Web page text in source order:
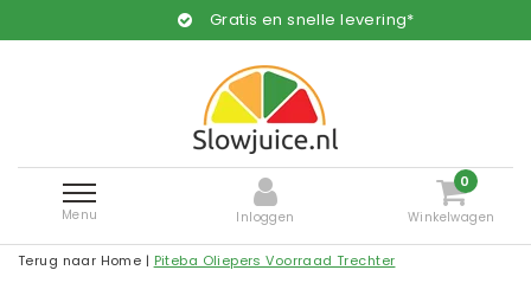
Gratis en snelle levering*
Menu Inloggen
0
Winkelwagen
Terug naar Home | Piteba Oliepers Voorraad Trechter